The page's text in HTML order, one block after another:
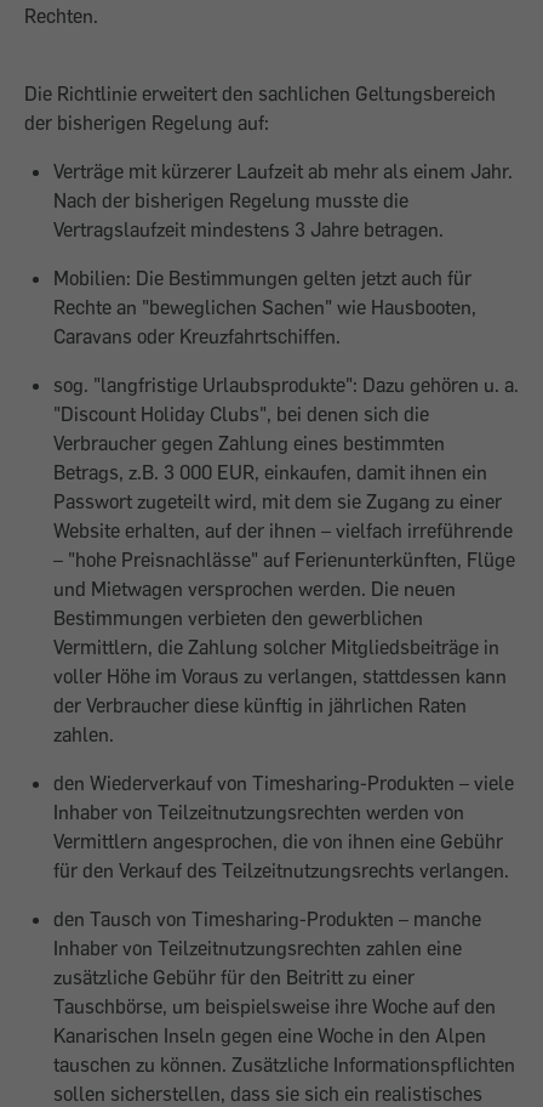
Rechten.
Die Richtlinie erweitert den sachlichen Geltungsbereich
der bisherigen Regelung auf:
Verträge mit kürzerer Laufzeit ab mehr als einem Jahr.
Nach der bisherigen Regelung musste die
Vertragslaufzeit mindestens 3 Jahre betragen.
Mobilien: Die Bestimmungen gelten jetzt auch für
Rechte an "beweglichen Sachen" wie Hausbooten,
Caravans oder Kreuzfahrtschiffen.
sog. "langfristige Urlaubsprodukte": Dazu gehören u. a.
"Discount Holiday Clubs", bei denen sich die
Verbraucher gegen Zahlung eines bestimmten
Betrags, z.B. 3 000 EUR, einkaufen, damit ihnen ein
Passwort zugeteilt wird, mit dem sie Zugang zu einer
Website erhalten, auf der ihnen – vielfach irreführende
– "hohe Preisnachlässe" auf Ferienunterkünften, Flüge
und Mietwagen versprochen werden. Die neuen
Bestimmungen verbieten den gewerblichen
Vermittlern, die Zahlung solcher Mitgliedsbeiträge in
voller Höhe im Voraus zu verlangen, stattdessen kann
der Verbraucher diese künftig in jährlichen Raten
zahlen.
den Wiederverkauf von Timesharing-Produkten – viele
Inhaber von Teilzeitnutzungsrechten werden von
Vermittlern angesprochen, die von ihnen eine Gebühr
für den Verkauf des Teilzeitnutzungsrechts verlangen.
den Tausch von Timesharing-Produkten – manche
Inhaber von Teilzeitnutzungsrechten zahlen eine
zusätzliche Gebühr für den Beitritt zu einer
Tauschbörse, um beispielsweise ihre Woche auf den
Kanarischen Inseln gegen eine Woche in den Alpen
tauschen zu können. Zusätzliche Informationspflichten
sollen sicherstellen, dass sie sich ein realistisches